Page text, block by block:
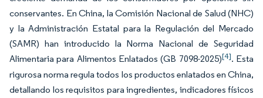
conservantes. En China, la Comisión Nacional de Salud (NHC)
y la Administración Estatal para la Regulación del Mercado
(SAMR) han introducido la Norma Nacional de Seguridad
Alimentaria para Alimentos Enlatados (GB 7098-2025)[4]. Esta
rigurosa norma regula todos los productos enlatados en China,
detallando los requisitos para ingredientes, indicadores físicos